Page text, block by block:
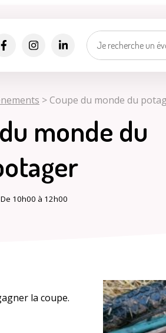
Ma
Je suis...
> Coupe du monde du
monde du
De 10h00 à 12h00
la coupe.
en temps réel par SMS !
Sélectionner une rue
de confidentialités *